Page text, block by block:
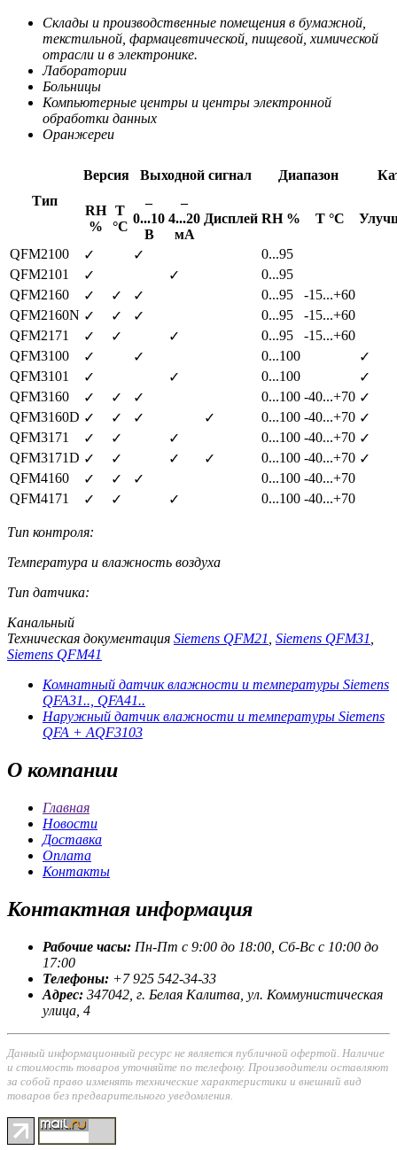
Склады и производственные помещения в бумажной,
текстильной, фармацевтической, пищевой, химической
отрасли и в электронике.
Лаборатории
Больницы
Компьютерные центры и центры электронной
обработки данных
Оранжереи
Тип
Версия Выходной сигнал Диапазон
RH
%
Т
°C
–
0...10
В
–
4...20
мА
Дисплей RH % Т °C
QFM2100 ✓ ✓
0...95
QFM2101
✓ ✓
0...95
QFM2160
✓ ✓ ✓ 0...95
-15...+60
QFM2160N ✓ ✓ ✓ 0...95
-15...+60
QFM2171
✓ ✓ ✓ 0...95
-15...+60
QFM3100
✓ ✓ 0...100
✓
QFM3101
✓ ✓ 0...100
✓
QFM3160
✓ ✓ ✓ 0...100 -40...+70 ✓
QFM3160D ✓ ✓ ✓ ✓ 0...100 -40...+70 ✓
QFM3171
✓ ✓ ✓ 0...100 -40...+70 ✓
QFM3171D ✓ ✓ ✓ ✓ 0...100 -40...+70 ✓
QFM4160
✓ ✓ ✓ 0...100 -40...+70
QFM4171
✓ ✓ ✓ 0...100 -40...+70
Тип контроля:
Температура и влажность воздуха
Тип датчика:
Канальный
Техническая документация Siemens QFM21 Siemens QFM31
Siemens QFM41
Комнатный датчик влажности и температуры Siemens
QFA31.., QFA41..
Наружный датчик влажности и температуры Siemens
QFA + AQF3103
О компании
Главная
Новости
Доставка
Оплата
Контакты
Контактная информация
Рабочие часы: Пн-Пт с 9:00 до 18:00, Сб-Вс с 10:00 до
17:00
Телефоны: +7 925 542-34-33
Адрес: 347042, г. Белая Калитва, ул. Коммунистическая
улица, 4
Данный информационный ресурс не является публичной офертой. Наличие
и стоимость товаров уточняйте по телефону. Производители оставляют
за собой право изменять технические характеристики и внешний вид
товаров без предварительного уведомления.